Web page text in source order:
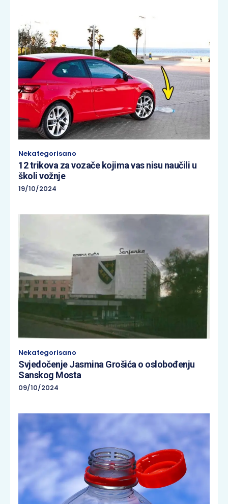
Nekategorisano
12 trikova za vozače kojima vas nisu naučili u
školi vožnje
19/10/2024
Nekategorisano
Svjedočenje Jasmina Grošića o oslobođenju
Sanskog Mosta
09/10/2024